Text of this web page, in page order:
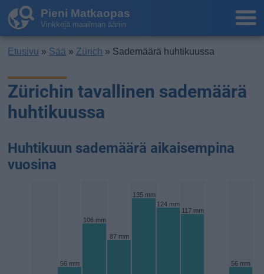
Pieni Matkaopas
Vinkkejä maailman ääriin
Etusivu » Sää » Zürich » Sademäärä huhtikuussa
Zürichin tavallinen sademäärä
huhtikuussa
Huhtikuun sademäärä aikaisempina
vuosina
56 mm
106 mm
87 mm
135 mm
124 mm
117 mm
56 mm